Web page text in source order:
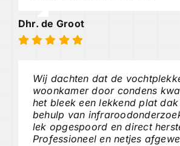
Dhr. de Groot
Wij dachten dat de
woonkamer door condens
het bleek een lekkend plat
behulp van
lek opgespoord en direct
Professioneel en netjes